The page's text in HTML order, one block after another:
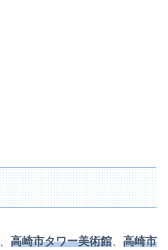
高崎市タワー美術館
高崎市